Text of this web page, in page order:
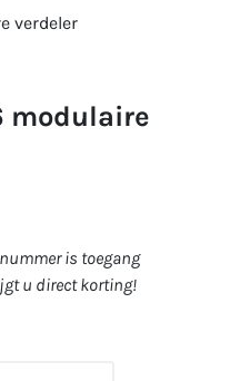
verdeler
is toegang
u direct korting!